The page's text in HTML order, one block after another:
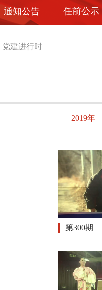
通知公告 任前公示
党建进行时
2019年
第300期